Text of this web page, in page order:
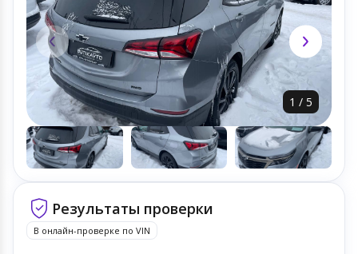
1 / 5
Результаты проверки
В онлайн-проверке по VIN